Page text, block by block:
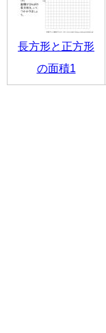
長方形と正方形
の面積1